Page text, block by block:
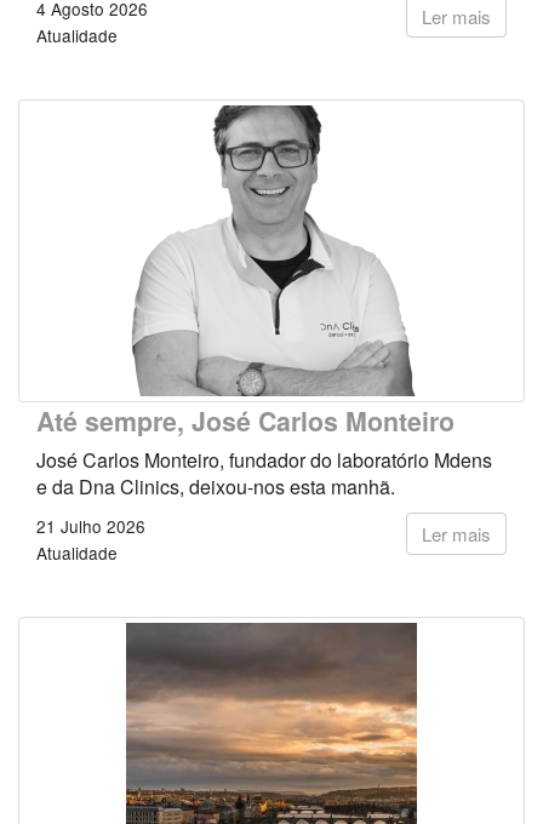
Ler mais
4 Agosto 2026
Atualidade
Até sempre, José Carlos Monteiro
José Carlos Monteiro, fundador do laboratório Mdens
e da Dna Clinics, deixou-nos esta manhã.
Ler mais
21 Julho 2026
Atualidade